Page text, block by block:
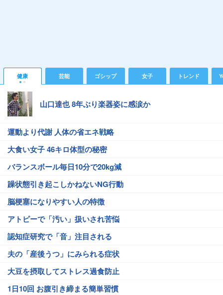
健康 芸能 ゴシップ 女子 トレンド
山口達也 8年ぶり楽器姿に感涙か
運動より代謝 人体の省エネ戦略
大食い女子 46キロ体型の秘密
バランスボール毎日10分で20kg減
躁状態引き起こしかねないNG行動
脳梗塞になりやすい人の特徴
アトピーで「汚い」扱いされ苦悩
認知症研究で「音」注目される
夫の「産後うつ」にみられる症状
大豆を摂取してストレス過食防止
1日10回 お腹引き締まる簡単習慣